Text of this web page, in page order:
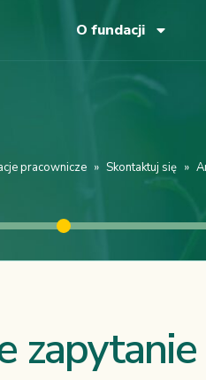
O fundacji
pracownicze » Skontaktuj się »
zapytanie